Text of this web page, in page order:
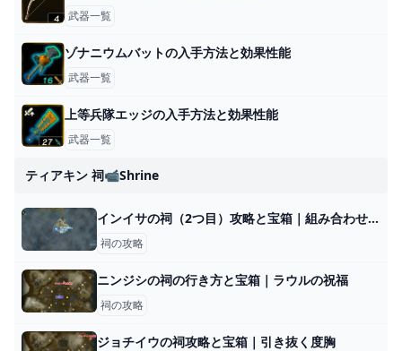
武器一覧
ゾナニウムバットの入手方法と効果性能
武器一覧
上等兵隊エッジの入手方法と効果性能
武器一覧
ティアキン 祠📹shrine
インイサの祠（2つ目）攻略と宝箱｜組み合わせる力
祠の攻略
ニンジシの祠の行き方と宝箱｜ラウルの祝福
祠の攻略
ジョチイウの祠攻略と宝箱｜引き抜く度胸